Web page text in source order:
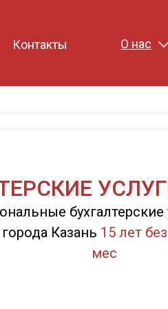
Контакты О нас
бухгалтерские
Казань 15 лет
мес